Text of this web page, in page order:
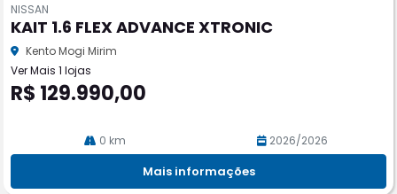
pa
rtil
he
NISSAN
KAIT 1.6 FLEX ADVANCE XTRONIC
Kento Mogi Mirim
Ver Mais 1 lojas
R$ 129.990,00
0 km 2026/2026
Mais informações